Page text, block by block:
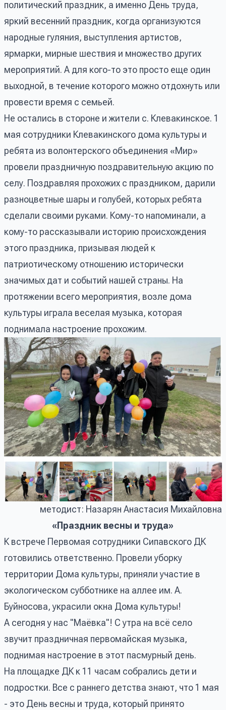
политический праздник, а именно День труда,
яркий весенний праздник, когда организуются
народные гуляния, выступления артистов,
ярмарки, мирные шествия и множество других
мероприятий. А для кого-то это просто еще один
выходной, в течение которого можно отдохнуть или
провести время с семьей.
Не остались в стороне и жители с. Клевакинское. 1
мая сотрудники Клевакинского дома культуры и
ребята из волонтерского объединения «Мир»
провели праздничную поздравительную акцию по
селу. Поздравляя прохожих с праздником, дарили
разноцветные шары и голубей, которых ребята
сделали своими руками. Кому-то напоминали, а
кому-то рассказывали историю происхождения
этого праздника, призывая людей к
патриотическому отношению исторически
значимых дат и событий нашей страны. На
протяжении всего мероприятия, возле дома
культуры играла веселая музыка, которая
поднимала настроение прохожим.
методист: Назарян Анастасия Михайловна
«Праздник весны и труда»
К встрече Первомая сотрудники Сипавского ДК
готовились ответственно. Провели уборку
территории Дома культуры, приняли участие в
экологическом субботнике на аллее им. А.
Буйносова, украсили окна Дома культуры!
А сегодня у нас "Маёвка"! С утра на всё село
звучит праздничная первомайская музыка,
поднимая настроение в этот пасмурный день.
На площадке ДК к 11 часам собрались дети и
подростки. Все с раннего детства знают, что 1 мая
- это День весны и труда, который принято